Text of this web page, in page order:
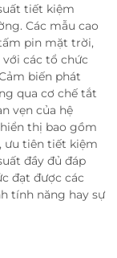
tiết kiệm
Các mẫu cao
pin mặt trời,
các tổ chức
biến phát
qua cơ chế tắt
vẹn của hệ
thị bao gồm
ưu tiên tiết kiệm
đầy đủ đáp
đạt được các
tính năng hay sự